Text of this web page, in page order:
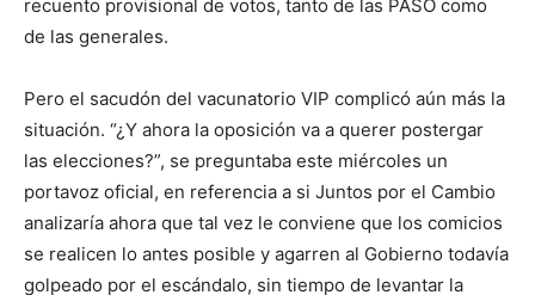
recuento provisional de votos, tanto de las PASO como
de las generales.
Pero el sacudón del vacunatorio VIP complicó aún más la
situación. “¿Y ahora la oposición va a querer postergar
las elecciones?”, se preguntaba este miércoles un
portavoz oficial, en referencia a si Juntos por el Cambio
analizaría ahora que tal vez le conviene que los comicios
se realicen lo antes posible y agarren al Gobierno todavía
golpeado por el escándalo, sin tiempo de levantar la